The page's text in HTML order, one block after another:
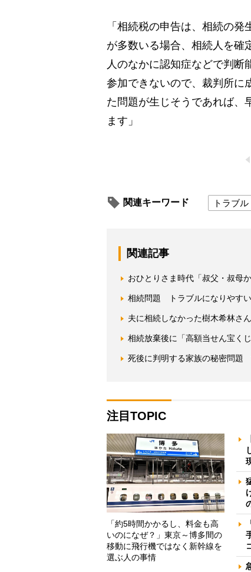
「相続税の申告は、相続の
が多数いる場合、相続人を確
人のなかに認知症などで判断
参加できないので、裁判所に
た問題が生じそうであれば、
ます」
関連キーワード トラブル
関連記事
おひとりさま時代「叔父・叔母
相続問題 トラブルになりやすい
夫に相続しなかった樹木希林さ
相続放棄後に「高額当せん宝く
死後に判明する家族の秘密問題
注目TOPIC
「約5時間かかるし、料金も高
いのになぜ？」東京～博多間の
移動に飛行機ではなく新幹線を
選ぶ人の事情